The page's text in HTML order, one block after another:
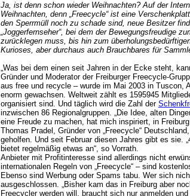
Ja, ist denn schon wieder Weihnachten? Auf der
Weihnachten, denn „Freecycle“ ist eine
den Sperrmüll noch zu schade sind, neue Besitzer
„Joggerfernseher“, bei dem der Bewegungsfreudige
zurücklegen muss, bis hin zum
Kurioses, aber durchaus auch Brauchbares für
„Was bei dem einen seit Jahren in der Ecke steht,
Gründer und Moderator der Freiburger Freecycle-
aus free und recycle – wurde im Mai 2003 in Tuscon,
enorm gewachsen. Weltweit zählt es 1595945
organisiert sind. Und täglich wird die Zahl der
inzwischen 86 Regionalgruppen. „Die Idee, alten
eine Freude zu machen, hat mich inspiriert, in
Thomas Pradel, Gründer von „Freecycle“
geholfen. Und seit Februar diesen Jahres gibt es sie.
bietet regelmäßig etwas an“, so Vorrath.
Anbieter mit Profitinteresse sind allerdings nicht
internationalen Regeln von „Freecycle“ – sind
Ebenso sind Werbung oder Spams tabu. Wer sich
ausgeschlossen. „Bisher kam das in Freiburg aber
Freecycler werden will, braucht sich nur anmelden